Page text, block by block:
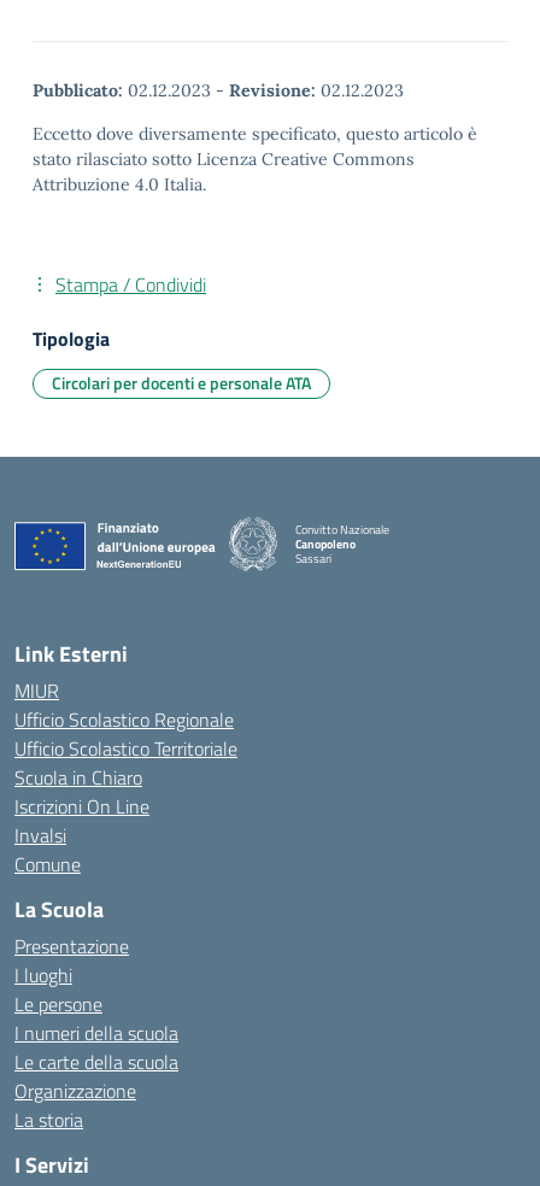
Pubblicato: 02.12.2023 - Revisione: 02.12.2023
Eccetto dove diversamente specificato, questo articolo è
stato rilasciato sotto Licenza Creative Commons
Attribuzione 4.0 Italia.
Stampa / Condividi
Tipologia
Circolari per docenti e personale ATA
Convitto Nazionale
Canopoleno
Sassari
Link Esterni
MIUR
Ufficio Scolastico Regionale
Ufficio Scolastico Territoriale
Scuola in Chiaro
Iscrizioni On Line
Invalsi
Comune
La Scuola
Presentazione
I luoghi
Le persone
I numeri della scuola
Le carte della scuola
Organizzazione
La storia
I Servizi